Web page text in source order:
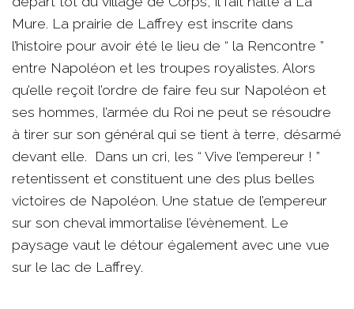
Mure. La prairie de Laffrey est inscrite dans
l’histoire pour avoir été le lieu de “ la Rencontre ”
entre Napoléon et les troupes royalistes. Alors
qu’elle reçoit l’ordre de faire feu sur Napoléon et
ses hommes, l’armée du Roi ne peut se résoudre
à tirer sur son général qui se tient à terre, désarmé
devant elle. Dans un cri, les “ Vive l’empereur ! ”
retentissent et constituent une des plus belles
victoires de Napoléon. Une statue de l’empereur
sur son cheval immortalise l’évènement. Le
paysage vaut le détour également avec une vue
sur le lac de Laffrey.